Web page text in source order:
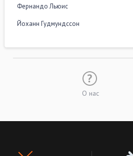
Фернандо Льюис
Йоханн Гудмундссон
О нас